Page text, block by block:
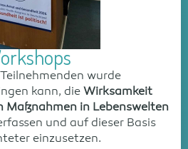
wurde
kann, die Wirksamkeit
Maßnahmen in Lebenswelten
und auf dieser Basis
einzusetzen.